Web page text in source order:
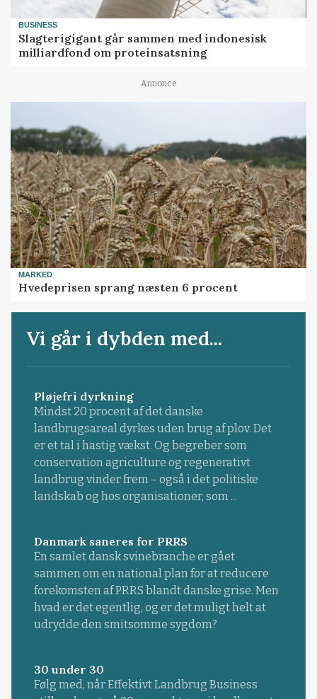
BUSINESS
Slagterigigant går sammen med indonesisk
milliardfond om proteinsatsning
Annonce
MARKED
Hvedeprisen sprang næsten 6 procent
Vi går i dybden med...
Pløjefri dyrkning
Mindst 20 procent af det danske
landbrugsareal dyrkes uden brug af plov. Det
er et tal i hastig vækst. Og begreber som
conservation agriculture og regenerativt
landbrug vinder frem – også i det politiske
landskab og hos organisationer, som ...
Danmark saneres for PRRS
En samlet dansk svinebranche er gået
sammen om en national plan for at reducere
forekomsten af PRRS blandt danske grise. Men
hvad er det egentlig, og er det muligt helt at
udrydde den smitsomme sygdom?
30 under 30
Følg med, når Effektivt Landbrug Business